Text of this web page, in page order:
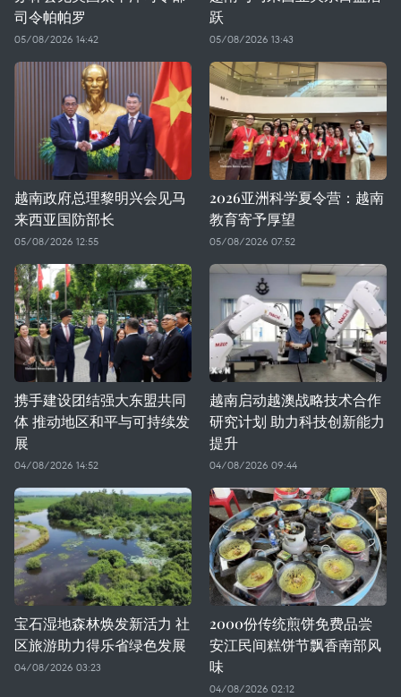
司令帕帕罗
05/08/2026 14:42
跃
05/08/2026 13:43
越南政府总理黎明兴会见马
来西亚国防部长
05/08/2026 12:55
2026亚洲科学夏令营：越南
教育寄予厚望
05/08/2026 07:52
携手建设团结强大东盟共同
体 推动地区和平与可持续发
展
04/08/2026 14:52
越南启动越澳战略技术合作
研究计划 助力科技创新能力
提升
04/08/2026 09:44
宝石湿地森林焕发新活力 社
区旅游助力得乐省绿色发展
04/08/2026 03:23
2000份传统煎饼免费品尝
安江民间糕饼节飘香南部风
味
04/08/2026 02:12